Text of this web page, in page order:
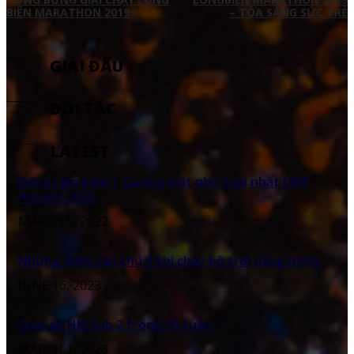
BIÊN MARATHON 2019
– TỎA SÁNG SỨC TRẺ
GIẢI ĐẤU
ĐỐI TÁC
LATEST
Đặng Lâm Kiên | Gương mặt nhỏ tuổi nhất LBM
Honors 2022
MARCH 5, 2022
Những điểm cần chú ý khi chạy bộ trời nắng nóng
JUNE 16, 2023
Giáo án HM sub 2 trong 10 tuần
MARCH 1, 2023